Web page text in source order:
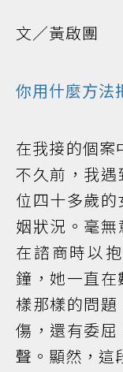
文／黃啟團
你用什麼方法
在我接的個案
不久前，我
位四十多歲
姻狀況。毫無
在諮商時以
鐘，她一直
樣那樣的問
傷，還有委
聲。顯然，這